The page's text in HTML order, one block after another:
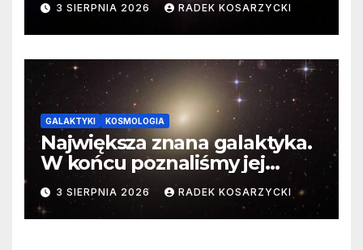
3 SIERPNIA 2026 RADEK KOSARZYCKI
GALAKTYKI KOSMOLOGIA
Największa znana galaktyka.
W końcu poznaliśmy jej
faktyczne wymiary
3 SIERPNIA 2026 RADEK KOSARZYCKI